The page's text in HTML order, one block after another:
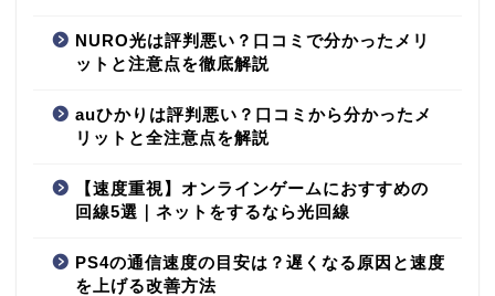
NURO光は評判悪い？口コミで分かったメリ
ットと注意点を徹底解説
auひかりは評判悪い？口コミから分かったメ
リットと全注意点を解説
【速度重視】オンラインゲームにおすすめの
回線5選｜ネットをするなら光回線
PS4の通信速度の目安は？遅くなる原因と速度
を上げる改善方法